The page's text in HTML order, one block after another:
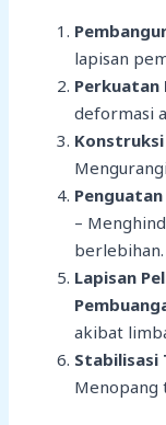
lapisan
Perkuatan
deformasi
Konstruksi
–
berlebihan.
Lapisan
akibat
Stabilisasi
Menopang